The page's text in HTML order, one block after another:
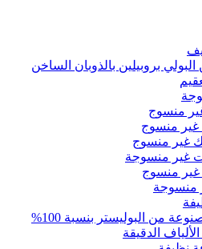
بروبيلين بالذوبان الساخن
منسوج
غير منسوج
غير منسوج
غير منسوجة
غير منسوج
منسوجة
من البوليستر بنسبة 100%
الدقيقة